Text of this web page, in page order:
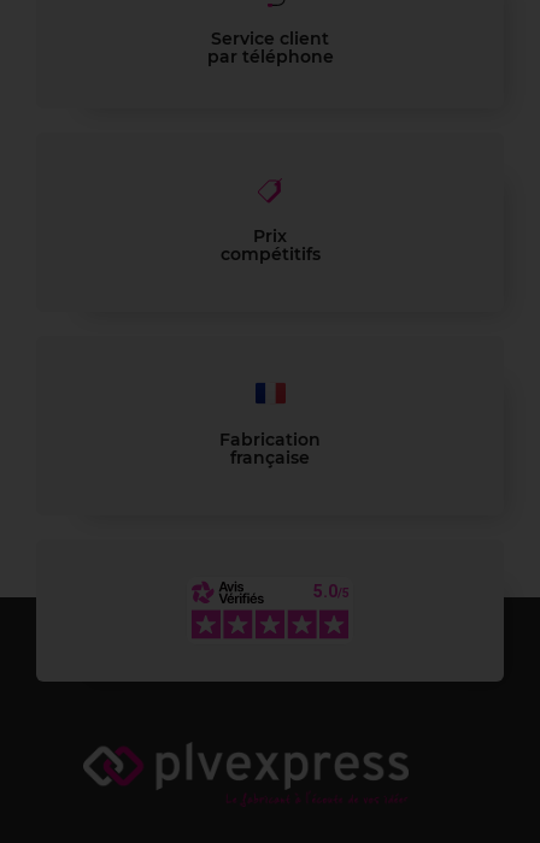
Service client
par téléphone
Prix
compétitifs
Fabrication
française